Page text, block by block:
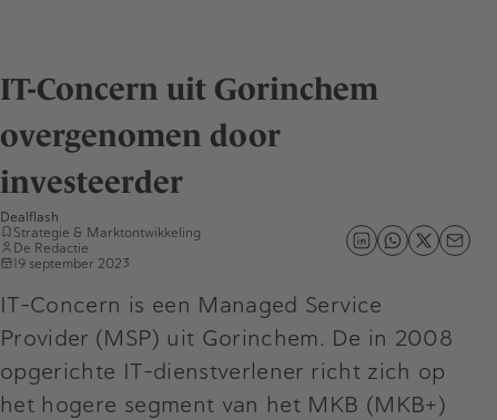
IT-Concern uit Gorinchem
overgenomen door
investeerder
Dealflash
Strategie & Marktontwikkeling
De Redactie
19 september 2023
IT-Concern is een Managed Service
Provider (MSP) uit Gorinchem. De in 2008
opgerichte IT-dienstverlener richt zich op
het hogere segment van het MKB (MKB+)